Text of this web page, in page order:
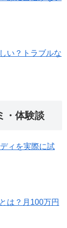
い？トラブルな
・体験談
ィを実際に試
は？月100万円